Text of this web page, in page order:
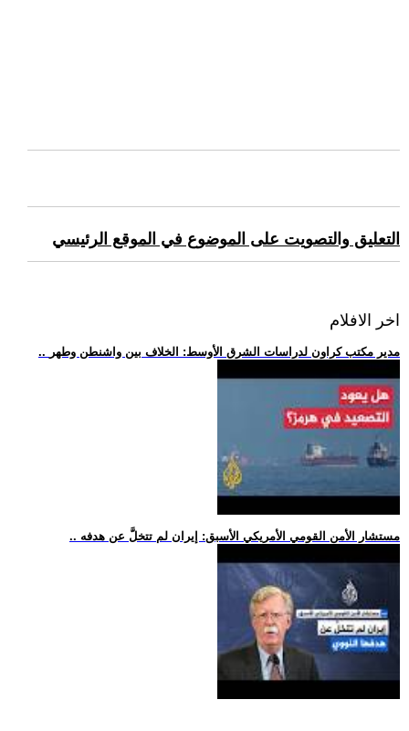
التعليق والتصويت على الموضوع في الموقع الرئيسي
اخر الافلام
.. مدير مكتب كراون لدراسات الشرق الأوسط: الخلاف بين واشنطن وطهر
.. مستشار الأمن القومي الأمريكي الأسبق: إيران لم تتخلَّ عن هدفه